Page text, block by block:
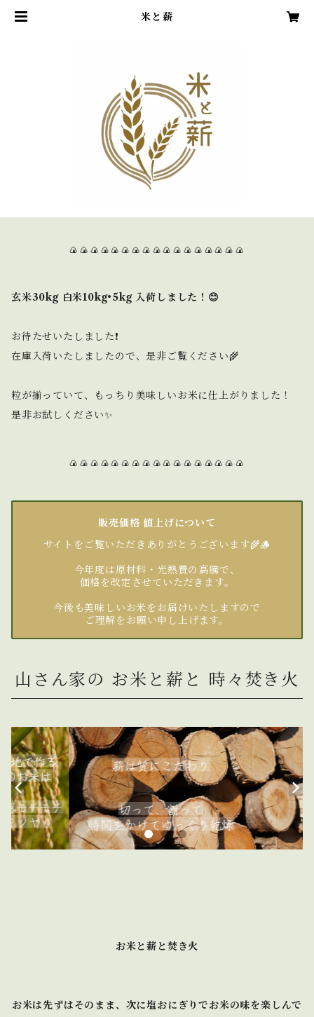
米と薪
🍙🍙🍙🍙🍙🍙🍙🍙🍙🍙🍙🍙🍙🍙🍙🍙🍙
玄米30kg 白米10kg•5kg 入荷しました！😊
お待たせいたしました❗️
在庫入荷いたしましたので、是非ご覧ください🌾
粒が揃っていて、もっちり美味しいお米に仕上がりました！
是非お試しください✨
🍙🍙🍙🍙🍙🍙🍙🍙🍙🍙🍙🍙🍙🍙🍙🍙🍙
販売価格 値上げについて
サイトをご覧いただきありがとうございます🌾🪵
今年度は原材料・光熱費の高騰で、
価格を改定させていただきます。
今後も美味しいお米をお届けいたしますので
ご理解をお願い申し上げます。
山さん家の お米と薪と 時々焚き火
お米と薪と焚き火
お米は先ずはそのまま、次に塩おにぎりでお米の味を楽しんで